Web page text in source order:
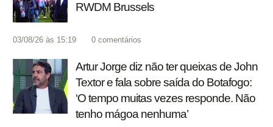
RWDM Brussels
03/08/26 às 15:19 0 comentários
Artur Jorge diz não ter queixas de John
Textor e fala sobre saída do Botafogo:
‘O tempo muitas vezes responde. Não
tenho mágoa nenhuma’